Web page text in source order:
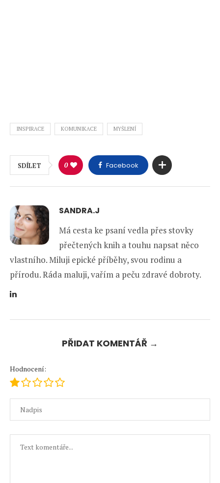
INSPIRACE KOMUNIKACE MYŠLENÍ
SDÍLET 0 Facebook
SANDRA.J
Má cesta ke psaní vedla přes stovky
přečtených knih a touhu napsat něco
vlastního. Miluji epické příběhy, svou rodinu a
přírodu. Ráda maluji, vařím a peču zdravé dobroty.
PŘIDAT KOMENTÁŘ →
Hodnocení: